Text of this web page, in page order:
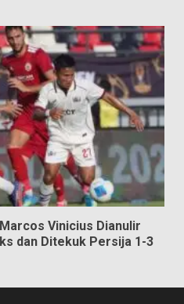
Vinicius Dianulir
dan Ditekuk Persija 1-3